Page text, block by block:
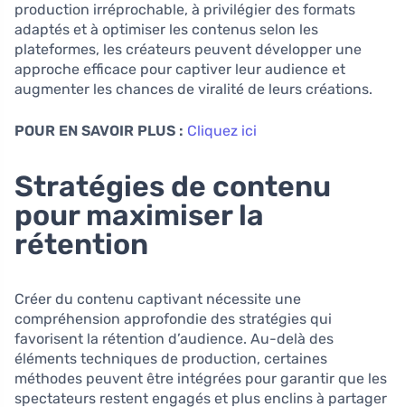
production irréprochable, à privilégier des formats
adaptés et à optimiser les contenus selon les
plateformes, les créateurs peuvent développer une
approche efficace pour captiver leur audience et
augmenter les chances de viralité de leurs créations.
POUR EN SAVOIR PLUS : Cliquez ici
Stratégies de contenu
pour maximiser la
rétention
Créer du contenu captivant nécessite une
compréhension approfondie des stratégies qui
favorisent la rétention d’audience. Au-delà des
éléments techniques de production, certaines
méthodes peuvent être intégrées pour garantir que les
spectateurs restent engagés et plus enclins à partager